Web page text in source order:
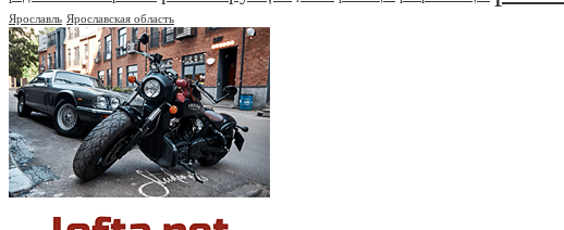
Ярославль Ярославская область